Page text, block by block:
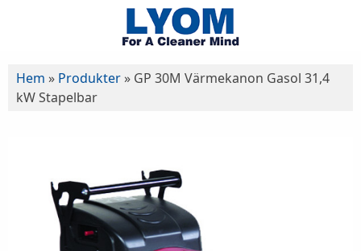
Hem » Produkter » GP 30M Värmekanon Gasol 31,4
kW Stapelbar